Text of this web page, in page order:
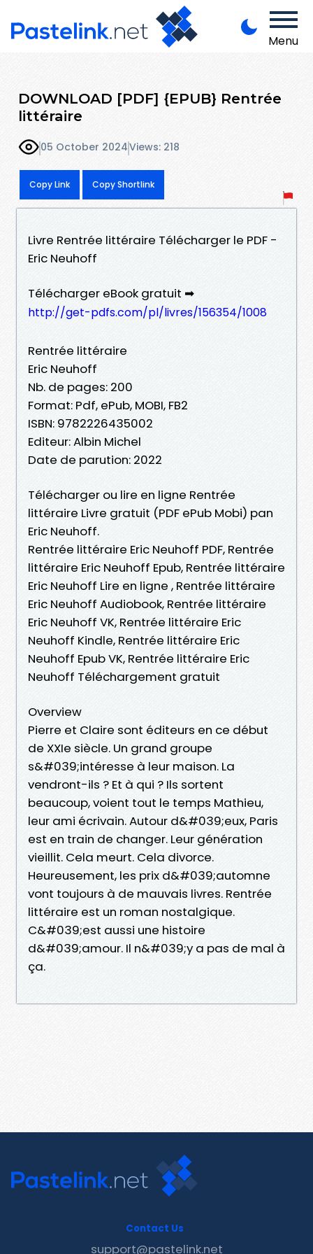
Menu
DOWNLOAD [PDF] {EPUB} Rentrée
littéraire
05 October 2024Views: 218
Copy Link Copy Shortlink
Livre Rentrée littéraire Télécharger le PDF -
Eric Neuhoff
Télécharger eBook gratuit ➡
http://get-pdfs.com/pl/livres/156354/1008
Rentrée littéraire
Eric Neuhoff
Nb. de pages: 200
Format: Pdf, ePub, MOBI, FB2
ISBN: 9782226435002
Editeur: Albin Michel
Date de parution: 2022
Télécharger ou lire en ligne Rentrée
littéraire Livre gratuit (PDF ePub Mobi) pan
Eric Neuhoff.
Rentrée littéraire Eric Neuhoff PDF, Rentrée
littéraire Eric Neuhoff Epub, Rentrée littéraire
Eric Neuhoff Lire en ligne , Rentrée littéraire
Eric Neuhoff Audiobook, Rentrée littéraire
Eric Neuhoff VK, Rentrée littéraire Eric
Neuhoff Kindle, Rentrée littéraire Eric
Neuhoff Epub VK, Rentrée littéraire Eric
Neuhoff Téléchargement gratuit
Overview
Pierre et Claire sont éditeurs en ce début
de XXIe siècle. Un grand groupe
s&#039;intéresse à leur maison. La
vendront-ils ? Et à qui ? Ils sortent
beaucoup, voient tout le temps Mathieu,
leur ami écrivain. Autour d&#039;eux, Paris
est en train de changer. Leur génération
vieillit. Cela meurt. Cela divorce.
Heureusement, les prix d&#039;automne
vont toujours à de mauvais livres. Rentrée
littéraire est un roman nostalgique.
C&#039;est aussi une histoire
d&#039;amour. Il n&#039;y a pas de mal à
ça.
Contact Us
support@pastelink.net